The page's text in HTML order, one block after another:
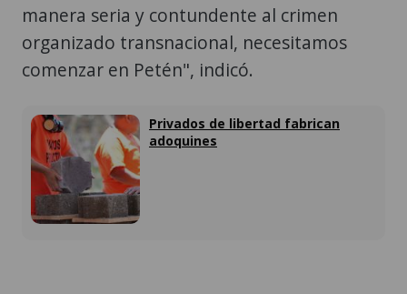
manera seria y contundente al crimen
organizado transnacional, necesitamos
comenzar en Petén", indicó.
Privados de libertad fabrican
adoquines